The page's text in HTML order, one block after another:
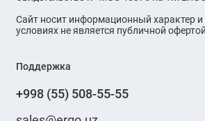
Сайт носит информационный характер и
условиях не является публичной
Поддержка
+998 (55) 508-55-55